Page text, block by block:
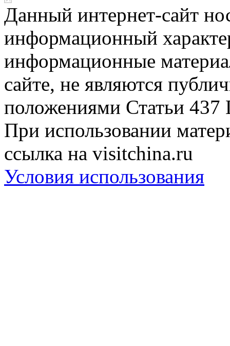
Данный интернет-сайт
информационный
информационные
сайте, не являются
положениями Статьи 437
При использовании
ссылка на visitchina.ru
Условия использования